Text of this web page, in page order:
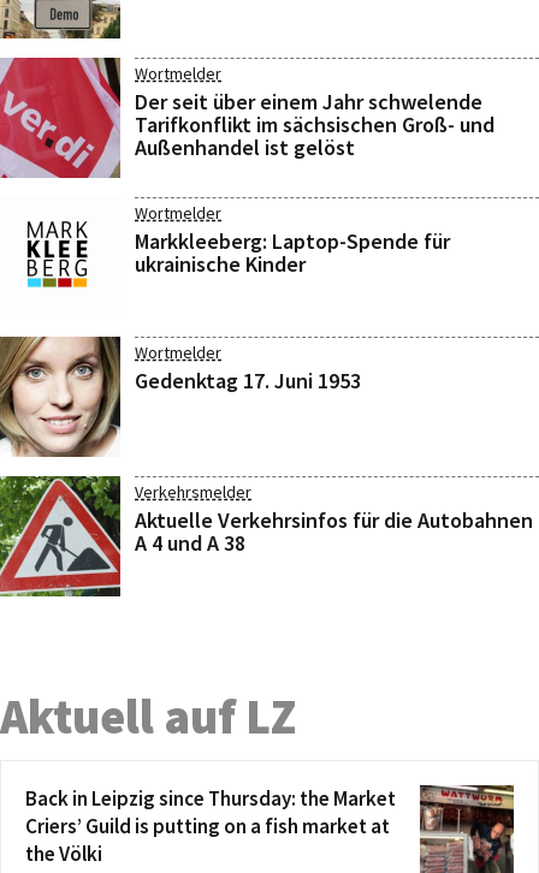
Wortmelder
Der seit über einem Jahr schwelende
Tarifkonflikt im sächsischen Groß- und
Außenhandel ist gelöst
Wortmelder
Markkleeberg: Laptop-Spende für
ukrainische Kinder
Wortmelder
Gedenktag 17. Juni 1953
Verkehrsmelder
Aktuelle Verkehrsinfos für die Autobahnen
A 4 und A 38
Aktuell auf LZ
Back in Leipzig since Thursday: the Market
Criers’ Guild is putting on a fish market at
the Völki